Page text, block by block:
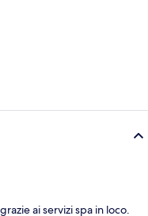
ai servizi spa in loco.